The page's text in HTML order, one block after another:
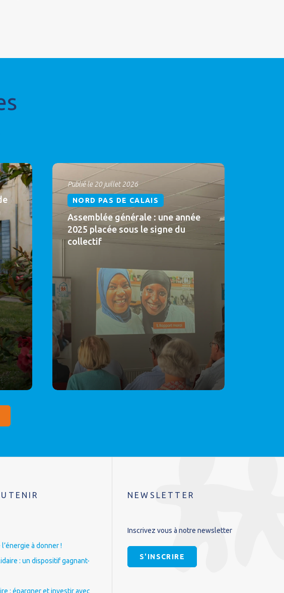
Publié le 20 juillet 2026
NORD PAS DE CALAIS
Assemblée générale : une année
2025 placée sous le signe du
collectif
à donner !
: un dispositif gagnant-
: épargner et investir avec
NEWSLETTER
Inscrivez vous à notre newsletter
S'INSCRIRE